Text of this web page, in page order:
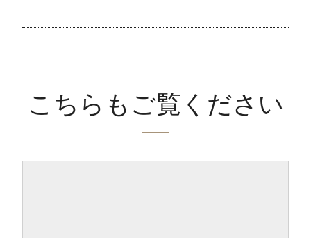
こちらもご覧ください